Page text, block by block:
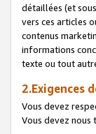
détaillées (et
vers ces articles
contenus
informations
texte ou tout
2.Exigences
Vous devez
Vous devez